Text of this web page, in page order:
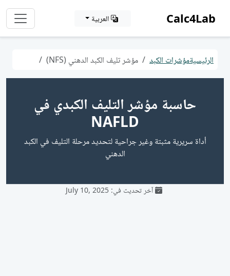
Calc4Lab العربية
الرئيسيةمؤشرات الكبد مؤشر تليف الكبد الدهني (NFS)
حاسبة مؤشر التليف الكبدي في
NAFLD
أداة سريرية مثبتة وغير جراحية لتحديد مرحلة التليف في الكبد
الدهني
آخر تحديث في: July 10, 2025